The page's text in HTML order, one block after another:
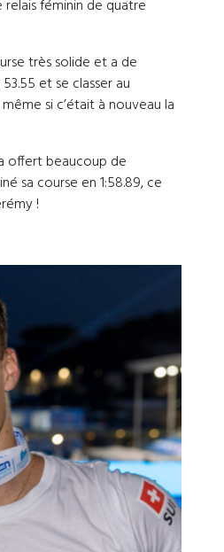
féminin de quatre
très solide et a de
et se classer au
si c’était à nouveau la
offert beaucoup de
sa course en 1:58.89, ce
!